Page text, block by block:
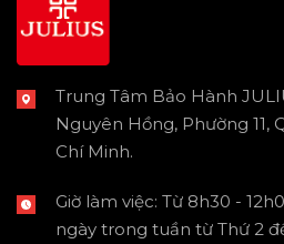
Trung Tâm Bảo Hành
Nguyên Hồng, Phường 11,
Chí Minh.
Giờ làm việc: Từ 8h30 -
ngày trong tuần từ Thứ 2